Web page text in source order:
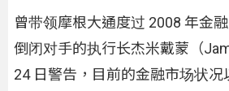
曾带领摩根大通度过 2008 年金
倒闭对手的执行长杰米戴蒙（
24 日警告，目前的金融市场状况